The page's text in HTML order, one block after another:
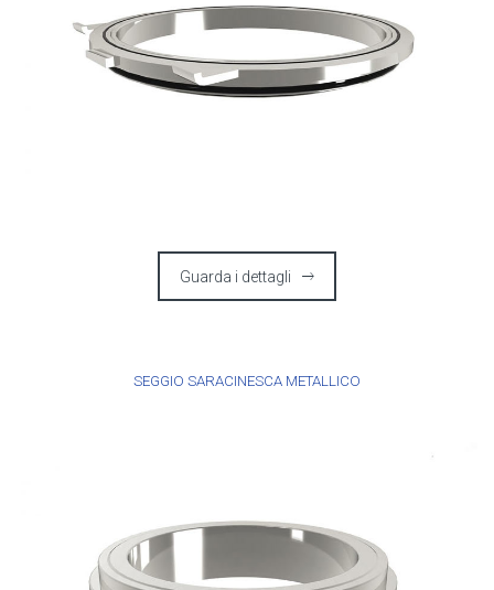
Guarda i dettagli
SEGGIO SARACINESCA METALLICO